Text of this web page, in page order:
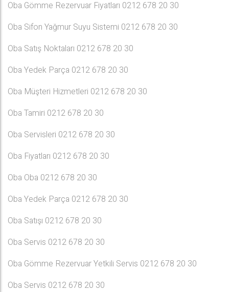
Oba Gömme Rezervuar Fiyatları 0212 678 20 30
Oba Sifon Yağmur Suyu Sistemi 0212 678 20 30
Oba Satış Noktaları 0212 678 20 30
Oba Yedek Parça 0212 678 20 30
Oba Müşteri Hizmetleri 0212 678 20 30
Oba Tamiri 0212 678 20 30
Oba Servisleri 0212 678 20 30
Oba Fiyatları 0212 678 20 30
Oba Oba 0212 678 20 30
Oba Yedek Parça 0212 678 20 30
Oba Satışı 0212 678 20 30
Oba Servis 0212 678 20 30
Oba Gömme Rezervuar Yetkili Servis 0212 678 20 30
Oba Servis 0212 678 20 30